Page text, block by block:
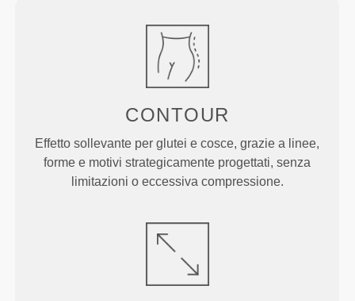
CONTOUR
Effetto sollevante per glutei e cosce, grazie a linee,
forme e motivi strategicamente progettati, senza
limitazioni o eccessiva compressione.